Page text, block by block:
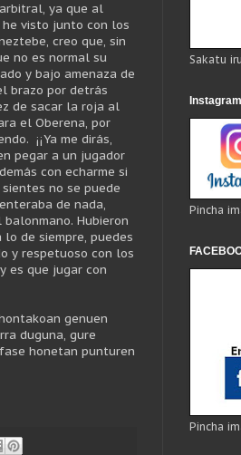
ya que al
visto junto con los
creo que, sin
no es normal su
y bajo amenaza de
brazo por detrás
de sacar la roja al
el Oberena, por
¡¡Ya me dirás,
pegar a un jugador
con echarme si
no se puede
de nada,
Hubieron
de siempre, puedes
y respetuoso con los
es que jugar con
genuen
duguna, gure
honetan punturen
Sakatu
Pincha
Pincha